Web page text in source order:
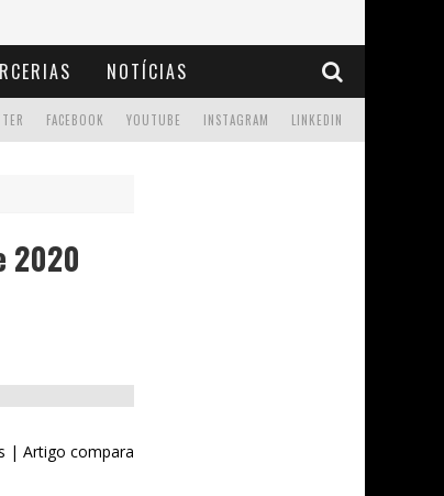
NOTÍCIAS
LINKEDIN
INSTAGRAM
YOUTUBE
FACEBOOK
2020
| Artigo compara